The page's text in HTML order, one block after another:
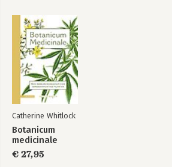
Catherine Whitlock
Botanicum
medicinale
€ 27,95